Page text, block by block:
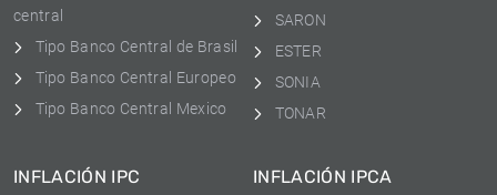
central
Tipo Banco Central de Brasil
Tipo Banco Central Europeo
Tipo Banco Central Mexico
SARON
ESTER
SONIA
TONAR
INFLACIÓN IPC INFLACIÓN IPCA